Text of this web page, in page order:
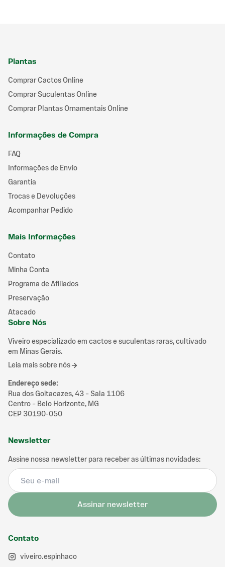
Plantas
Comprar Cactos Online
Comprar Suculentas Online
Comprar Plantas Ornamentais Online
Informações de Compra
FAQ
Informações de Envio
Garantia
Trocas e Devoluções
Acompanhar Pedido
Mais Informações
Contato
Minha Conta
Programa de Afiliados
Preservação
Atacado
Sobre Nós
Viveiro especializado em cactos e suculentas raras, cultivado
em Minas Gerais.
Leia mais sobre nós
Endereço sede:
Rua dos Goitacazes, 43 – Sala 1106
Centro – Belo Horizonte, MG
CEP 30190-050
Newsletter
Assine nossa newsletter para receber as últimas novidades:
Assinar newsletter
Contato
viveiro.espinhaco